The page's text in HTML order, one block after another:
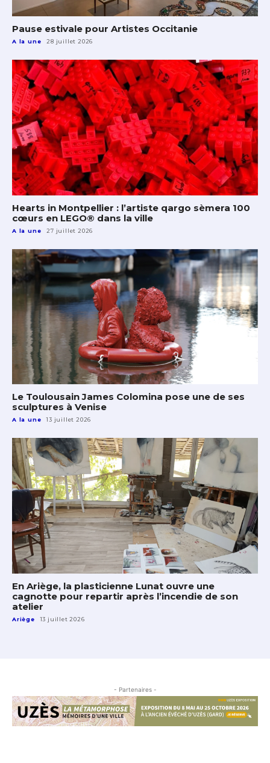
Pause estivale pour Artistes Occitanie
A la une 28 juillet 2026
Hearts in Montpellier : l’artiste qargo sèmera 100
cœurs en LEGO® dans la ville
A la une 27 juillet 2026
Le Toulousain James Colomina pose une de ses
sculptures à Venise
A la une 13 juillet 2026
En Ariège, la plasticienne Lunat ouvre une
cagnotte pour repartir après l’incendie de son
atelier
Ariège 13 juillet 2026
- Partenaires -